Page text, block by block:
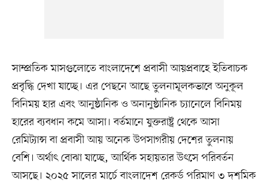
সাম্প্রতিক মাসগুলোতে বাংলাদেশে প্রবাসী আয়প্রবাহে ইতিবাচক
প্রবৃদ্ধি দেখা যাচ্ছে। এর পেছনে আছে তুলনামূলকভাবে অনুকূল
বিনিময় হার এবং আনুষ্ঠানিক ও অনানুষ্ঠানিক চ্যানেলে বিনিময়
হারের ব্যবধান কমে আসা। বর্তমানে যুক্তরাষ্ট্র থেকে আসা
রেমিট্যান্স বা প্রবাসী আয় অনেক উপসাগরীয় দেশের তুলনায়
বেশি। অর্থাৎ বোঝা যাচ্ছে, আর্থিক সহায়তার উৎসে পরিবর্তন
আসছে। ২০২৫ সালের মার্চে বাংলাদেশ রেকর্ড পরিমাণ ৩ দশমিক